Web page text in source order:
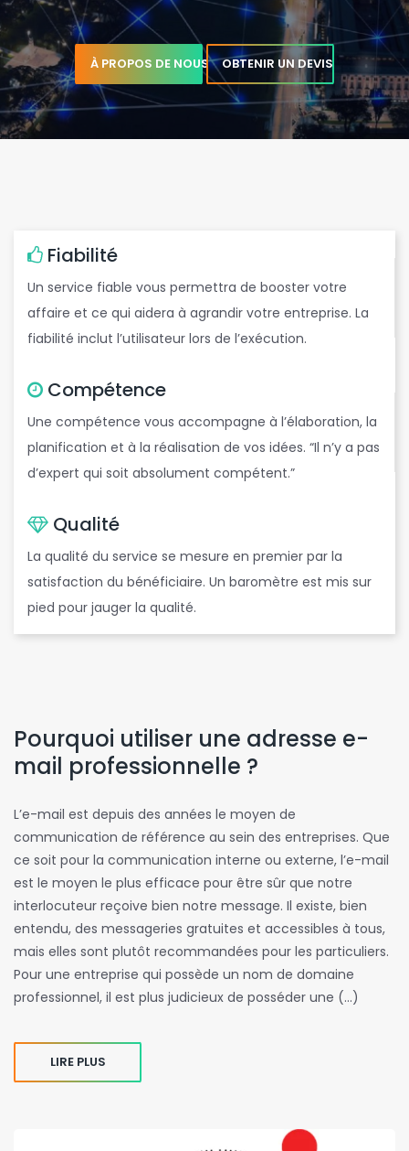
g
e
c
r
À PROPOS DE NOUS OBTENIR UN DEVIS
Fiabilité
Un service fiable vous permettra de booster votre
affaire et ce qui aidera à agrandir votre entreprise. La
fiabilité inclut l’utilisateur lors de l’exécution.
Compétence
Une compétence vous accompagne à l’élaboration, la
planification et à la réalisation de vos idées. “Il n’y a pas
d’expert qui soit absolument compétent.”
Qualité
La qualité du service se mesure en premier par la
satisfaction du bénéficiaire. Un baromètre est mis sur
pied pour jauger la qualité.
Pourquoi utiliser une adresse e-
mail professionnelle ?
L’e-mail est depuis des années le moyen de
communication de référence au sein des entreprises. Que
ce soit pour la communication interne ou externe, l’e-mail
est le moyen le plus efficace pour être sûr que notre
interlocuteur reçoive bien notre message. Il existe, bien
entendu, des messageries gratuites et accessibles à tous,
mais elles sont plutôt recommandées pour les particuliers.
Pour une entreprise qui possède un nom de domaine
professionnel, il est plus judicieux de posséder une (…)
LIRE PLUS